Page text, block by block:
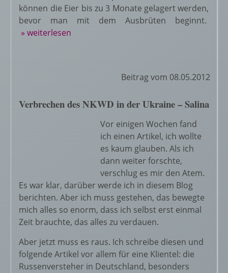
können die Eier bis zu 3 Monate gelagert werden,
bevor man mit dem Ausbrüten beginnt.
» weiterlesen
Beitrag vom 08.05.2012
Verbrechen des NKWD in der Ukraine – Salina
Vor einigen Wochen fand
ich einen Artikel, ich wollte
es kaum glauben. Als ich
dann weiter forschte,
verschlug es mir den Atem.
Es war klar, darüber werde ich in diesem Blog
berichten. Aber ich muss gestehen, das bewegte
mich alles so enorm, dass ich selbst erst einmal
Zeit brauchte, das alles zu verdauen.
Aber jetzt muss es raus. Ich schreibe diesen und
folgende Artikel vor allem für eine Klientel: die
Russenversteher in Deutschland, besonders